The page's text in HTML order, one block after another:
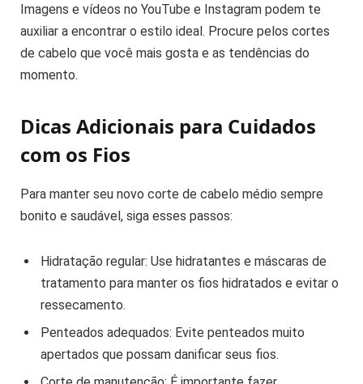
Imagens e vídeos no YouTube e Instagram podem te
auxiliar a encontrar o estilo ideal. Procure pelos cortes
de cabelo que você mais gosta e as tendências do
momento.
Dicas Adicionais para Cuidados
com os Fios
Para manter seu novo corte de cabelo médio sempre
bonito e saudável, siga esses passos:
Hidratação regular: Use hidratantes e máscaras de
tratamento para manter os fios hidratados e evitar o
ressecamento.
Penteados adequados: Evite penteados muito
apertados que possam danificar seus fios.